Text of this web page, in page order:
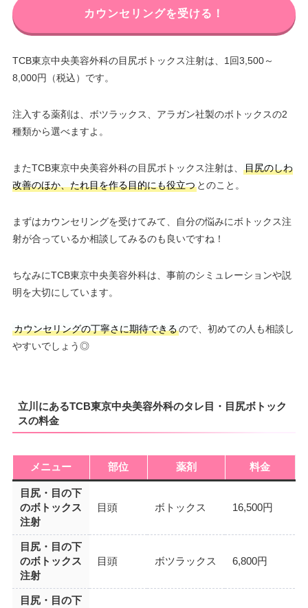
カウンセリングを受ける！
TCB東京中央美容外科の目尻ボトックス注射は、1回3,500～
8,000円（税込）です。
注入する薬剤は、ボツラックス、アラガン社製のボトックスの2
種類から選べますよ。
またTCB東京中央美容外科の目尻ボトックス注射は、
目尻のしわ
改善のほか、たれ目を作る目的にも役立つとのこと。
まずはカウンセリングを受けてみて、自分の悩みにボトックス注
射が合っているか相談してみるのも良いですね！
ちなみにTCB東京中央美容外科は、事前のシミュレーションや説
明を大切にしています。
カウンセリングの丁寧さに期待できるので、初めての人も相談し
やすいでしょう◎
立川にあるTCB東京中央美容外科のタレ目・目尻ボトック
スの料金
メニュー 部位 薬剤 料金
目尻・目の下
のボトックス
注射
目頭 ボトックス 16,500円
目尻・目の下
のボトックス
注射
目頭 ボツラックス 6,800円
目尻・目の下